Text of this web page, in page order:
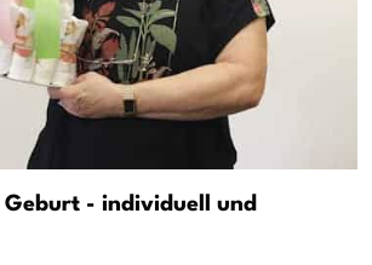
Geburt - individuell und